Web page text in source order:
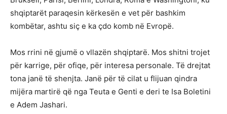
shqiptarët paraqesin kërkesën e vet për bashkim
kombëtar, ashtu siç e ka çdo komb në Evropë.
Mos rrini në gjumë o vllazën shqiptarë. Mos shitni trojet
për karrige, për ofiqe, për interesa personale. Të drejtat
tona janë të shenjta. Janë për të cilat u flijuan qindra
mijëra martirë që nga Teuta e Genti e deri te Isa Boletini
e Adem Jashari.